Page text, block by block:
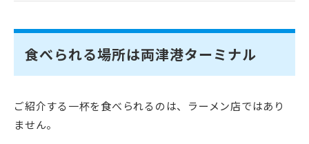
食べられる場所は両津港ターミナル
ご紹介する一杯を食べられるのは、ラーメン店ではあり
ません。